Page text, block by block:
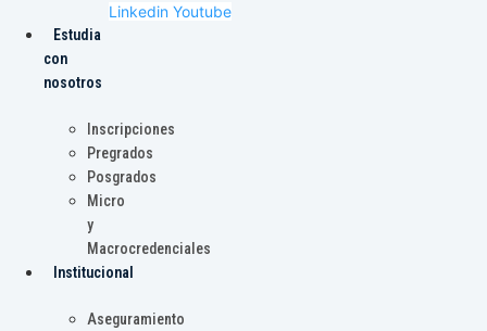
Linkedin Youtube
Estudia
con
nosotros
Inscripciones
Pregrados
Posgrados
Micro
y
Macrocredenciales
Institucional
Aseguramiento